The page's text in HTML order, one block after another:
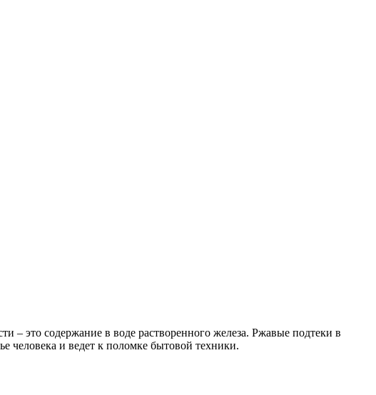
– это содержание в воде растворенного железа. Ржавые подтеки в
человека и ведет к поломке бытовой техники.